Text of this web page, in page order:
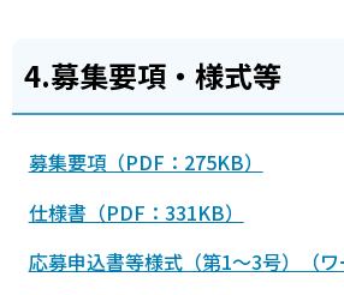
4.募集要項・様式等
募集要項（PDF：275KB）
仕様書（PDF：331KB）
応募申込書等様式（第1～3号）（ワ